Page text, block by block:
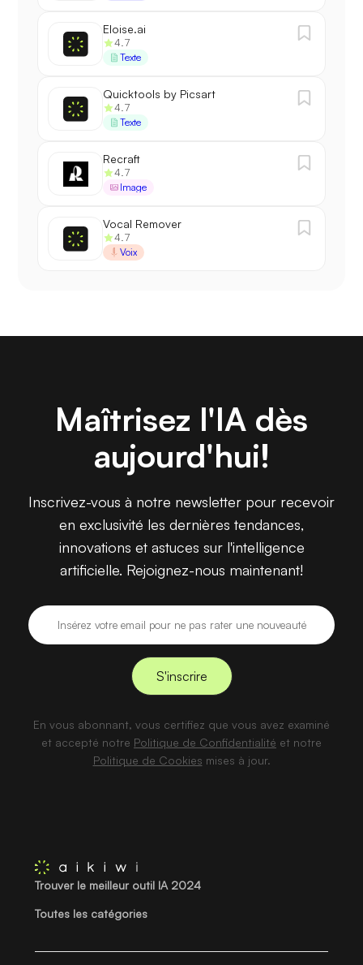
Eloise.ai
4.7
Texte
Quicktools by Picsart
4.7
Texte
Recraft
4.7
Image
Vocal Remover
4.7
Voix
Maîtrisez l'IA dès
aujourd'hui!
Inscrivez-vous à notre newsletter pour recevoir
en exclusivité les dernières tendances,
innovations et astuces sur l'intelligence
artificielle. Rejoignez-nous maintenant!
En vous abonnant, vous certifiez que vous avez examiné
et accepté notre Politique de Confidentialité et notre
Politique de Cookies mises à jour.
Trouver le meilleur outil IA 2024
Toutes les catégories